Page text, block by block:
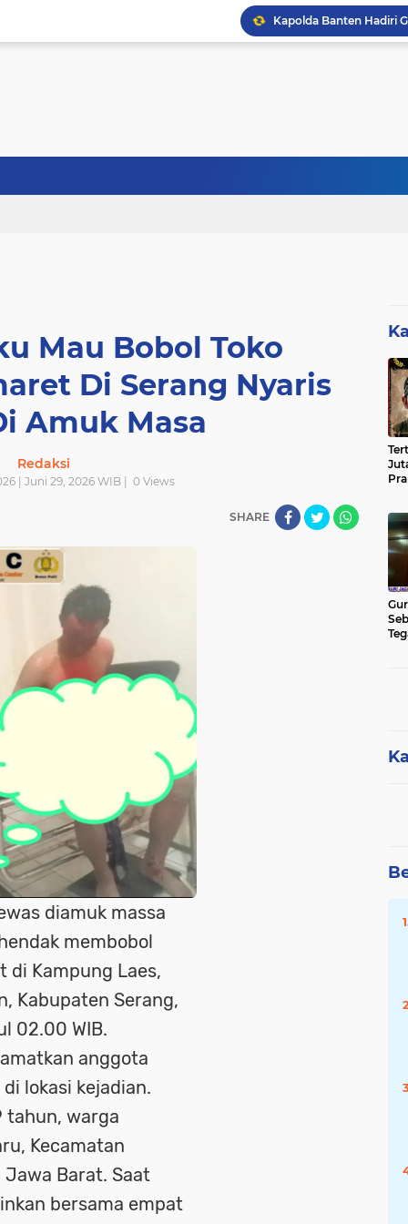
Mau Bobol Toko
Di Serang Nyaris
Amuk Masa
Redaksi
| Juni 29, 2026 WIB | 0 Views
SHARE
diamuk massa
membobol
di Kampung Laes,
Kabupaten Serang,
02.00 WIB.
anggota
lokasi kejadian.
tahun, warga
Kecamatan
Jawa Barat. Saat
bersama empat